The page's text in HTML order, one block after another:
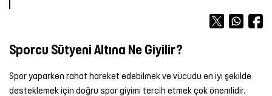
Yelek
Sütyeni
Şortu
Sporcu Sütyeni Altına Ne Giyilir?
Spor yaparken rahat hareket edebilmek ve vücudu en iyi şekilde
desteklemek için doğru spor giyimi tercih etmek çok önemlidir.